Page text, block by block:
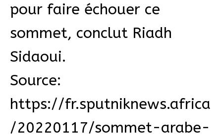
pour faire échouer ce
sommet, conclut Riadh
Sidaoui.
Source:
https://fr.sputniknews.africa
/20220117/sommet-arabe-